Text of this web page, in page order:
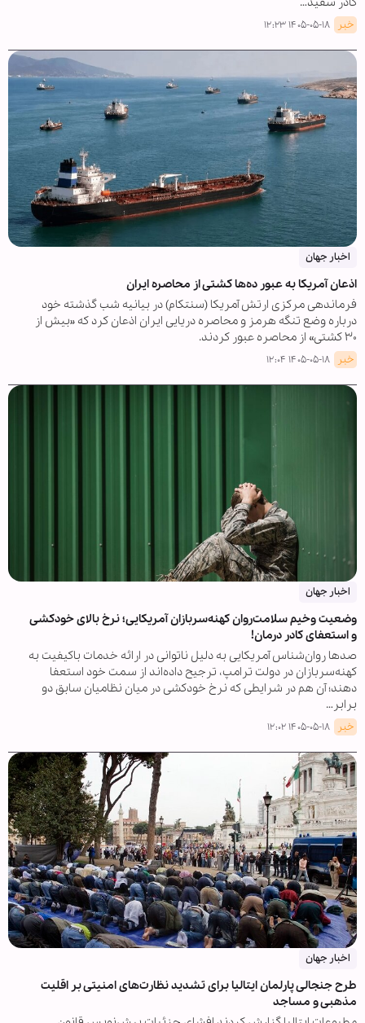
خبر ۱۴۰۵-۰۵-۱۸ ۱۲:۲۳
اخبار جهان
اذعان آمریکا به عبور ده‌ها کشتی از محاصره ایران
فرماندهی مرکزی ارتش آمریکا (سنتکام) در بیانیه شب گذشته خود
درباره وضع تنگه هرمز و محاصره دریایی ایران اذعان کرد که «بیش از
۳۰ کشتی» از محاصره عبور کردند.
خبر ۱۴۰۵-۰۵-۱۸ ۱۲:۰۴
اخبار جهان
وضعیت وخیم سلامت‌روان کهنه‌سربازان آمریکایی؛ نرخ بالای خودکشی
و استعفای کادر درمان!
صدها روان‌شناس آمریکایی به دلیل ناتوانی در ارائه خدمات باکیفیت به
کهنه‌سربازان در دولت ترامپ، ترجیح داده‌اند از سمت خود استعفا
دهند؛ آن هم در شرایطی که نرخ خودکشی در میان نظامیان سابق دو
برابر…
خبر ۱۴۰۵-۰۵-۱۸ ۱۲:۰۲
اخبار جهان
طرح جنجالی پارلمان ایتالیا برای تشدید نظارت‌های امنیتی بر اقلیت‌
مذهبی و مساجد